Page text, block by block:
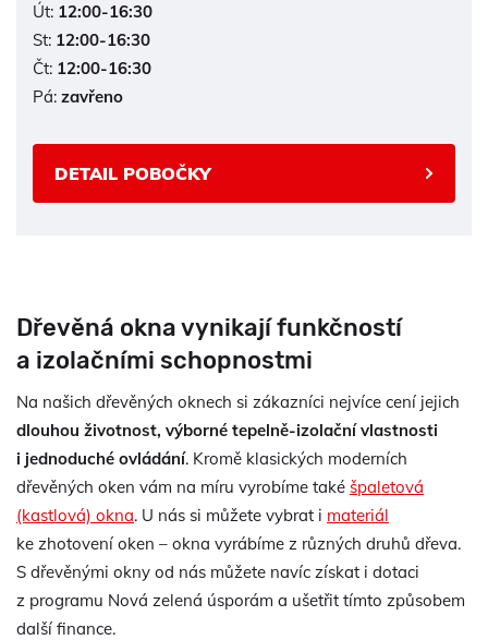
Út: 12:00-16:30
St: 12:00-16:30
Čt: 12:00-16:30
Pá: zavřeno
DETAIL POBOČKY
Dřevěná okna vynikají funkčností
a izolačními schopnostmi
Na našich dřevěných oknech si zákazníci nejvíce cení jejich
dlouhou životnost, výborné tepelně-izolační vlastnosti
i jednoduché ovládání. Kromě klasických moderních
dřevěných oken vám na míru vyrobíme také špaletová
(kastlová) okna. U nás si můžete vybrat i materiál
ke zhotovení oken – okna vyrábíme z různých druhů dřeva.
S dřevěnými okny od nás můžete navíc získat i dotaci
z programu Nová zelená úsporám a ušetřit tímto způsobem
další finance.